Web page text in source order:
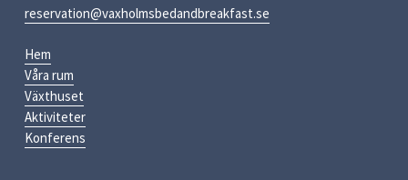
reservation@vaxholmsbedandbreakfast.se
Hem
Våra rum
Växthuset
Aktiviteter
Konferens